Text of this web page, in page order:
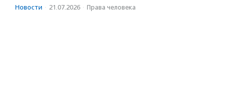
Новости · 21.07.2026 · Права человека